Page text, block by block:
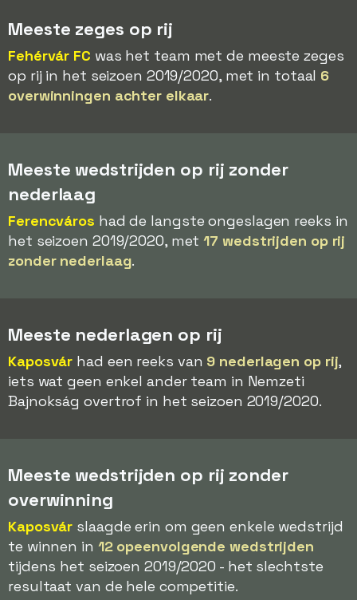
Meeste zeges op rij
Fehérvár FC was het team met de meeste zeges
op rij in het seizoen 2019/2020, met in totaal 6
overwinningen achter elkaar.
Meeste wedstrijden op rij zonder
nederlaag
Ferencváros had de langste ongeslagen reeks in
het seizoen 2019/2020, met17 wedstrijden op rij
zonder nederlaag.
Meeste nederlagen op rij
Kaposvár had een reeks van 9 nederlagen op rij,
iets wat geen enkel ander team in Nemzeti
Bajnokság overtrof in het seizoen 2019/2020.
Meeste wedstrijden op rij zonder
overwinning
Kaposvár slaagde erin om geen enkele wedstrijd
te winnen in 12 opeenvolgende wedstrijden
tijdens het seizoen 2019/2020 - het slechtste
resultaat van de hele competitie.